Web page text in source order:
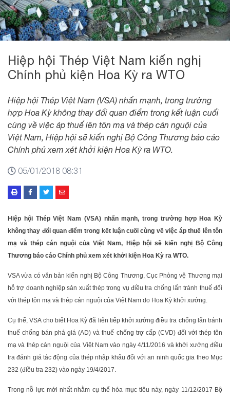
Hiệp hội Thép Việt Nam kiến nghị
Chính phủ kiện Hoa Kỳ ra WTO
Hiệp hội Thép Việt Nam (VSA) nhấn mạnh, trong trường
hợp Hoa Kỳ không thay đổi quan điểm trong kết luận cuối
cùng về việc áp thuế lên tôn mạ và thép cán nguội của
Việt Nam, Hiệp hội sẽ kiến nghị Bộ Công Thương báo cáo
Chính phủ xem xét khởi kiện Hoa Kỳ ra WTO.
05/01/2018 08:31
Hiệp hội Thép Việt Nam (VSA) nhấn mạnh, trong trường hợp Hoa Kỳ
không thay đổi quan điểm trong kết luận cuối cùng về việc áp thuế lên tôn
mạ và thép cán nguội của Việt Nam, Hiệp hội sẽ kiến nghị Bộ Công
Thương báo cáo Chính phủ xem xét khởi kiện Hoa Kỳ ra WTO.
VSA vừa có văn bản kiến nghị Bộ Công Thương, Cục Phòng vệ Thương mại
hỗ trợ doanh nghiệp sản xuất thép trong vụ điều tra chống lẩn tránh thuế đối
với thép tôn mạ và thép cán nguội của Việt Nam do Hoa Kỳ khởi xướng.
Cụ thể, VSA cho biết Hoa Kỳ đã liên tiếp khởi xướng điều tra chống lẩn tránh
thuế chống bán phá giá (AD) và thuế chống trợ cấp (CVD) đối với thép tôn
mạ và thép cán nguội của Việt Nam vào ngày 4/11/2016 và khởi xướng điều
tra đánh giá tác động của thép nhập khẩu đối với an ninh quốc gia theo Mục
232 (điều tra 232) vào ngày 19/4/2017.
Trong nỗ lực mới nhất nhằm cụ thể hóa mục tiêu này, ngày 11/12/2017 Bộ